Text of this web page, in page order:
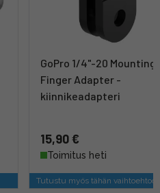
GoPro 1/4"-20 Mounting
Finger Adapter -
kiinnikeadapteri
15,90 €
Toimitus heti
Tutustu myös tähän